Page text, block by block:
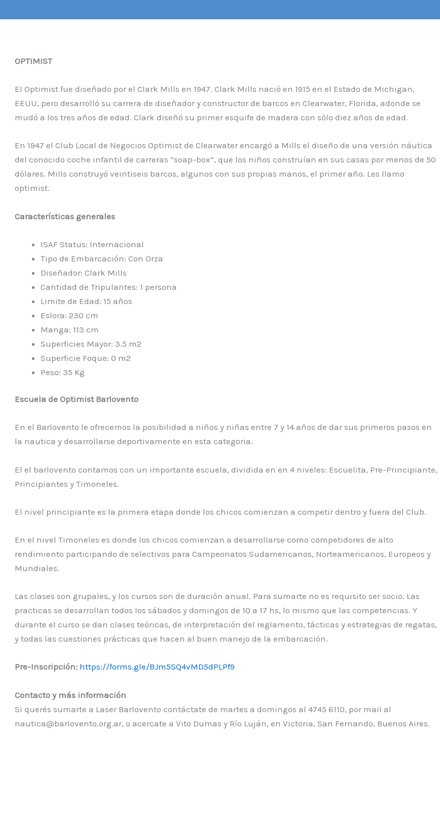
OPTIMIST
El Optimist fue diseñado por el Clark Mills en 1947. Clark Mills nació en 1915 en el Estado de Michigan,
EEUU, pero desarrolló su carrera de diseñador y constructor de barcos en Clearwater, Florida, adonde se
mudó a los tres años de edad. Clark diseñó su primer esquife de madera con sólo diez años de edad.
En 1947 el Club Local de Negocios Optimist de Clearwater encargó a Mills el diseño de una versión náutica
del conocido coche infantil de carreras “soap-box”, que los niños construían en sus casas por menos de 50
dólares. Mills construyó veintiseis barcos, algunos con sus propias manos, el primer año. Les llamo
optimist.
Características generales
ISAF Status: Internacional
Tipo de Embarcación: Con Orza
Diseñador: Clark Mills
Cantidad de Tripulantes: 1 persona
Limite de Edad: 15 años
Eslora: 230 cm
Manga: 113 cm
Superficies Mayor: 3.5 m2
Superficie Foque: 0 m2
Peso: 35 Kg
Escuela de Optimist Barlovento
En el Barlovento le ofrecemos la posibilidad a niños y niñas entre 7 y 14 años de dar sus primeros pasos en
la nautica y desarrollarse deportivamente en esta categoria.
El el barlovento contamos con un importante escuela, dividida en en 4 niveles: Escuelita, Pre-Principiante,
Principiantes y Timoneles.
El nivel principiante es la primera etapa donde los chicos comienzan a competir dentro y fuera del Club.
En el nivel Timoneles es donde los chicos comienzan a desarrollarse como competidores de alto
rendimiento participando de selectivos para Campeonatos Sudamericanos, Norteamericanos, Europeos y
Mundiales.
Las clases son grupales, y los cursos son de duración anual. Para sumarte no es requisito ser socio. Las
practicas se desarrollan todos los sábados y domingos de 10 a 17 hs, lo mismo que las competencias. Y
durante el curso se dan clases teóricas, de interpretación del reglamento, tácticas y estrategias de regatas,
y todas las cuestiones prácticas que hacen al buen manejo de la embarcación.
Pre-Inscripción: https://forms.gle/BJm5SQ4vMD5dPLPf9
Contacto y más información
Si querés sumarte a Laser Barlovento contáctate de martes a domingos al 4745 6110, por mail al
nautica@barlovento.org.ar, o acercate a Vito Dumas y Río Luján, en Victoria, San Fernando, Buenos Aires.